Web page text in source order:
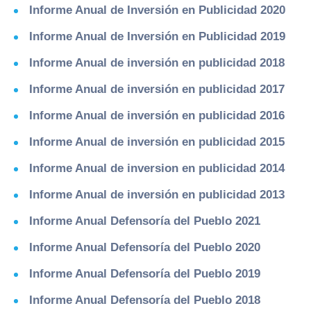
Informe Anual de Inversión en Publicidad 2020
Informe Anual de Inversión en Publicidad 2019
Informe Anual de inversión en publicidad 2018
Informe Anual de inversión en publicidad 2017
Informe Anual de inversión en publicidad 2016
Informe Anual de inversión en publicidad 2015
Informe Anual de inversion en publicidad 2014
Informe Anual de inversión en publicidad 2013
Informe Anual Defensoría del Pueblo 2021
Informe Anual Defensoría del Pueblo 2020
Informe Anual Defensoría del Pueblo 2019
Informe Anual Defensoría del Pueblo 2018